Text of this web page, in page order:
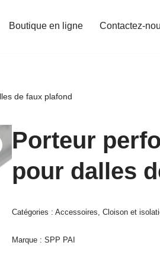
Boutique en ligne Contactez-
de faux plafond
Porteur
pour dalles
Catégories : Accessoires, Cloison et
Marque : SPP PAI